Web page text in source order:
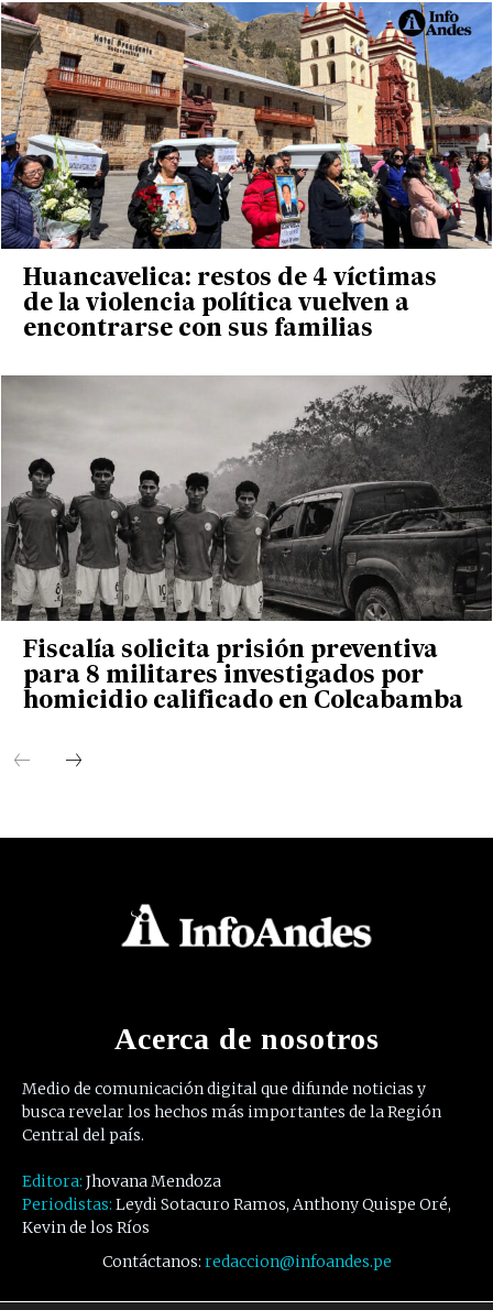
Huancavelica: restos de 4 víctimas
de la violencia política vuelven a
encontrarse con sus familias
Fiscalía solicita prisión preventiva
para 8 militares investigados por
homicidio calificado en Colcabamba
Acerca de nosotros
Medio de comunicación digital que difunde noticias y
busca revelar los hechos más importantes de la Región
Central del país.
Editora: Jhovana Mendoza
Periodistas: Leydi Sotacuro Ramos, Anthony Quispe Oré,
Kevin de los Ríos
Contáctanos: redaccion@infoandes.pe